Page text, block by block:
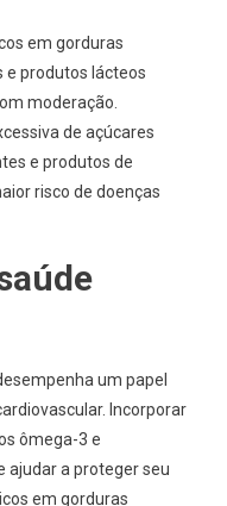
em gorduras
e produtos lácteos
moderação.
de açúcares
e produtos de
risco de doenças
um papel
Incorporar
ômega-3 e
ajudar a proteger seu
em gorduras